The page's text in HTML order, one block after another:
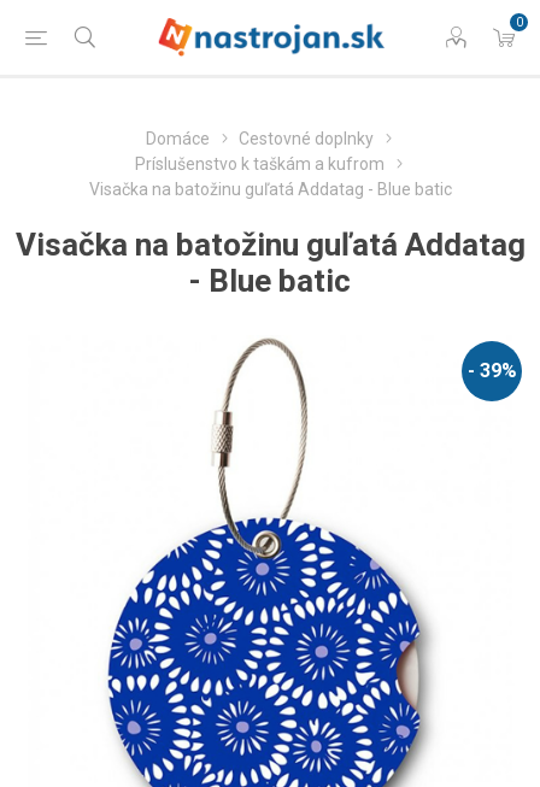
0
Domáce
Cestovné doplnky
Príslušenstvo k taškám a kufrom
Visačka na batožinu guľatá Addatag - Blue batic
Visačka na batožinu guľatá Addatag
- Blue batic
- 39%